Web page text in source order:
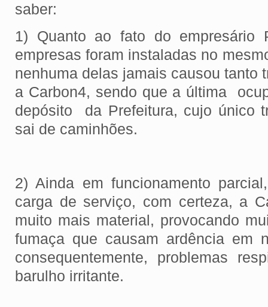
saber:
1) Quanto ao fato do empresário
empresas foram instaladas no
nenhuma delas jamais causou tanto
a Carbon4, sendo que a última
depósito da Prefeitura, cujo único
sai de caminhões.
2) Ainda em funcionamento
carga de serviço, com certeza, a
muito mais material, provocando
fumaça que causam ardência em
consequentemente, problemas
barulho irritante.